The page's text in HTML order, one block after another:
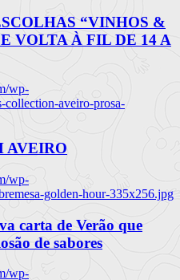
“VINHOS &
VOLTA À FIL DE 14 A
wp-
collection-aveiro-prosa-
AVEIRO
wp-
golden-hour-335x256.jpg
carta de Verão que
de sabores
wp-